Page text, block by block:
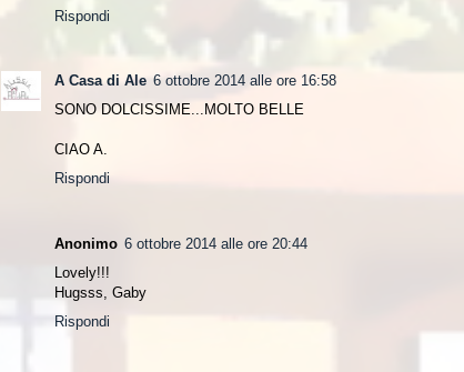
Rispondi
A Casa di Ale 6 ottobre 2014 alle ore 16:58
SONO DOLCISSIME...MOLTO BELLE
CIAO A.
Rispondi
Anonimo 6 ottobre 2014 alle ore 20:44
Lovely!!!
Hugsss, Gaby
Rispondi